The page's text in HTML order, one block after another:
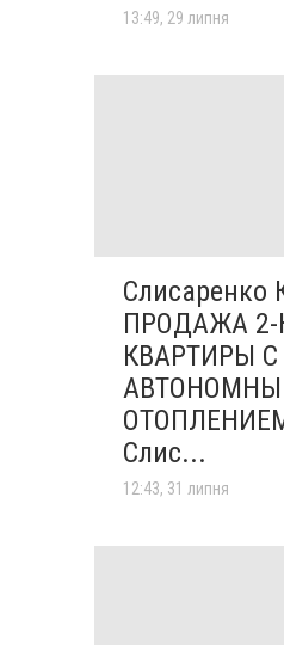
13:49, 29 липня
Слисаренко
ПРОДАЖА
КВАРТИРЫ С
Слис...
12:43, 31 липня